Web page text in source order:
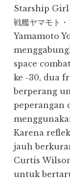
Starship Girl
戦艦ヤマモト
Yamamoto
space
ke -30, dua
berperang
peperangan
Karena
jauh
Curtis
untuk